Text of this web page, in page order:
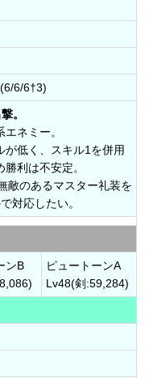
6/6†3)
。
ネミー。
が低く、スキル1を併用
利は不安定。
敵のあるマスター礼装を
対応したい。
ンB
ピュートーンA
Lv48(剣:59,284)